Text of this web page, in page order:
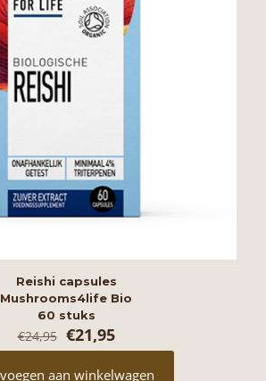
Reishi capsules
Mushrooms4life Bio
60 stuks
€24,95 Oorspronkelijke
prijs
was:
€21,95Huidige
prijs
is:
aan winkelwagen